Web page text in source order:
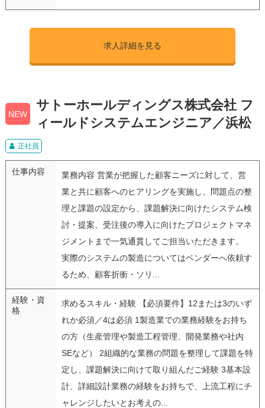
求人詳細を見る
NEW
サトーホールディングス株式会社 フ
ィールドシステムエンジニア／浜松
正社員
仕事内容
業務内容 営業が把握した顧客ニーズに対して、営
業と共に顧客へのヒアリングを実施し、問題点の整
理と課題の設定から、課題解決に向けたシステム検
討・提案、受注後の導入に向けたプロジェクトマネ
ジメントまで一気通貫してご担当いただきます。
実際のシステムの製造についてはベンダーへ依頼す
るため、顧客折衝・ソリ...
経験・資
格
求めるスキル・経験 【必須要件】12または3のいず
れか必須／4は必須 1製造業での業務経験をお持ち
の方（生産管理や製造工程管理、開発業務や社内
SEなど） 2組織的な業務の問題を整理して課題を特
定し、課題解決に向けて取り組んだご経験 3基本設
計、詳細設計業務の経験をお持ちで、上流工程にチ
ャレンジしたいとお考えの...